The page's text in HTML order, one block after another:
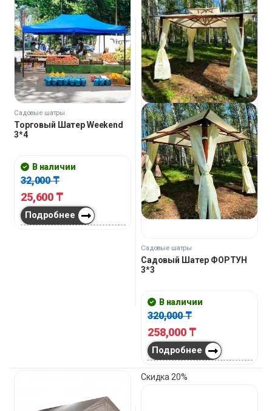
Садовые шатры
Торговый Шатер Weekend
3*4
В наличии
32,000₸
25,600 ₸
Подробнее
Садовые шатры
Садовый Шатер ФОРТУН
3*3
В наличии
320,000₸
258,000 ₸
Подробнее
Скидка 20%